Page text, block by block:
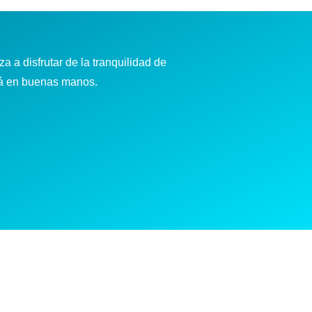
a disfrutar de la tranquilidad de
en buenas manos.